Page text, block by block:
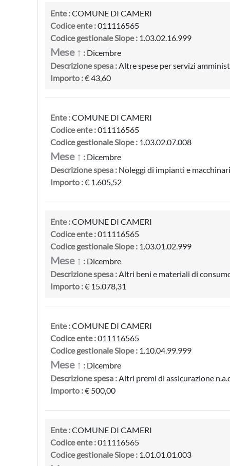
Ente :COMUNE DI CAMERI
Codice ente :011116565
Codice gestionale Siope : 1.03.02.16.999
Mese ↑ : Dicembre
Descrizione spesa :Altre spese per servizi
Importo :€ 43,60
Ente :COMUNE DI CAMERI
Codice ente :011116565
Codice gestionale Siope : 1.03.02.07.008
Mese ↑ : Dicembre
Descrizione spesa : Noleggi di impianti e macchinari
Importo :€ 1.605,52
Ente :COMUNE DI CAMERI
Codice ente :011116565
Codice gestionale Siope : 1.03.01.02.999
Mese ↑ : Dicembre
Descrizione spesa :Altri beni e materiali di
Importo :€ 15.078,31
Ente :COMUNE DI CAMERI
Codice ente :011116565
Codice gestionale Siope : 1.10.04.99.999
Mese ↑ : Dicembre
Descrizione spesa :Altri premi di assicurazione
Importo :€ 500,00
Ente :COMUNE DI CAMERI
Codice ente :011116565
Codice gestionale Siope : 1.01.01.01.003